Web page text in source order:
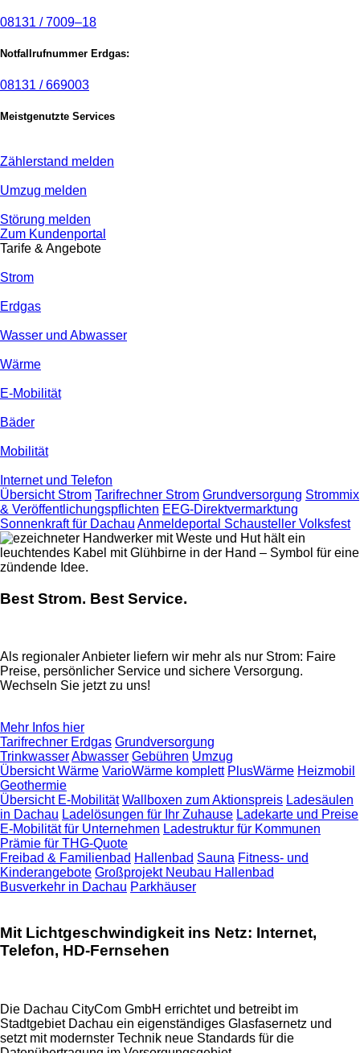
08131 / 7009–18
Notfallrufnummer Erdgas:
08131 / 669003
Meistgenutzte Services
Zählerstand melden
Umzug melden
Störung melden
Zum Kundenportal
Tarife & Angebote
Strom
Erdgas
Wasser und Abwasser
Wärme
E-Mobilität
Bäder
Mobilität
Internet und Telefon
Übersicht Strom Tarifrechner Strom Grundversorgung Strommix
& Veröffentlichungspflichten EEG-Direktvermarktung
Sonnenkraft für Dachau Anmeldeportal Schausteller Volksfest
Best Strom. Best Service.
Als regionaler Anbieter liefern wir mehr als nur Strom: Faire
Preise, persönlicher Service und sichere Versorgung.
Wechseln Sie jetzt zu uns!
Mehr Infos hier
Tarifrechner Erdgas Grundversorgung
TrinkwasserAbwasser Gebühren Umzug
Übersicht Wärme VarioWärme komplett PlusWärme Heizmobil
Geothermie
Übersicht E-Mobilität Wallboxen zum Aktionspreis Ladesäulen
in Dachau Ladelösungen für Ihr Zuhause Ladekarte und Preise
E-Mobilität für Unternehmen Ladestruktur für Kommunen
Prämie für THG-Quote
Freibad & Familienbad Hallenbad Sauna Fitness- und
Kinderangebote Großprojekt Neubau Hallenbad
Busverkehr in Dachau Parkhäuser
Mit Lichtgeschwindigkeit ins Netz: Internet,
Telefon, HD-Fernsehen
Die Dachau CityCom GmbH errichtet und betreibt im
Stadtgebiet Dachau ein eigenständiges Glasfasernetz und
setzt mit modernster Technik neue Standards für die